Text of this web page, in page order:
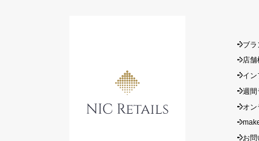
ブラ
店
イン
週間
オン
お問